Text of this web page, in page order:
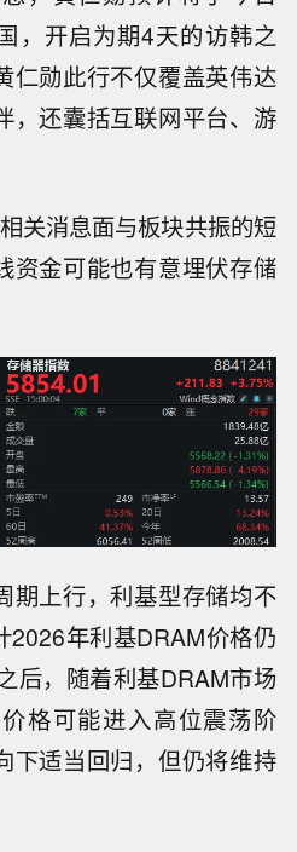
， 开启为期4天的访韩之
仁勋此行不仅覆盖英伟达
，还囊括互联网平台、游
关消息面与板块共振的短
资金可能也有意埋伏存储
期上行，利基型存储均不
2026年利基DRAM价格仍
后，随着利基DRAM市场
格可能进入高位震荡阶
下适当回归，但仍将维持